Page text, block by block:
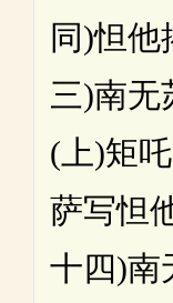
同)怛
三)南无
(上)矩
萨写怛
十四)南